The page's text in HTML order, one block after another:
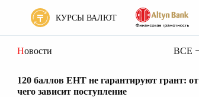
КУРСЫ ВАЛЮТ
Новости ВСЕ
120 баллов ЕНТ не гарантируют грант: от
чего зависит поступление